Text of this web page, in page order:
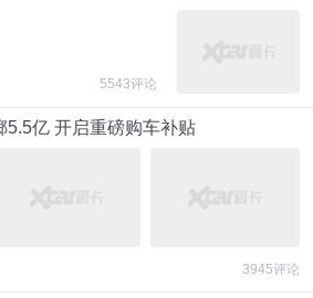
5543评论
5.5亿 开启重磅购车补贴
3945评论